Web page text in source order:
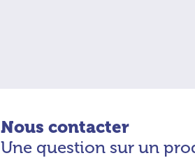
Nous contacter
Une question sur un